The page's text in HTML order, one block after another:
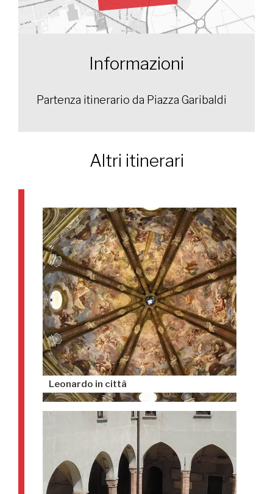
Informazioni
Partenza itinerario da Piazza Garibaldi
Altri itinerari
Leonardo in città